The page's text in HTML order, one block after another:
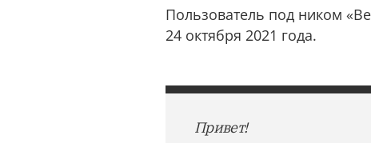
Пользователь под ником
24 октября 2021 года.
Привет!